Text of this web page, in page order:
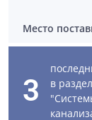
Место
3
в